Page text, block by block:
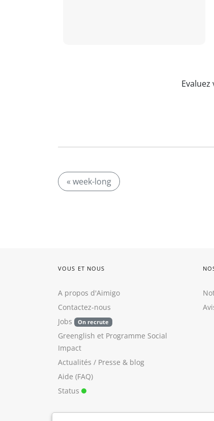
« week-long
VOUS ET NOUS
A propos d'Aimigo
Contactez-nous
Jobs
On recrute
Greenglish et Programme Social
Impact
Actualités / Presse & blog
Aide (FAQ)
Status